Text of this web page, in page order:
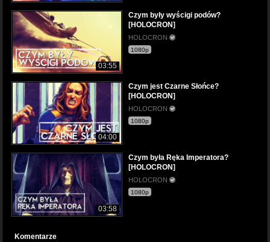
03:55
Czym były wyścigi podów?
[HOLOCRON]
HOLOCRON
1080p
04:00
Czym jest Czarne Słońce?
[HOLOCRON]
HOLOCRON
1080p
03:58
Czym była Ręka Imperatora?
[HOLOCRON]
HOLOCRON
1080p
Komentarze